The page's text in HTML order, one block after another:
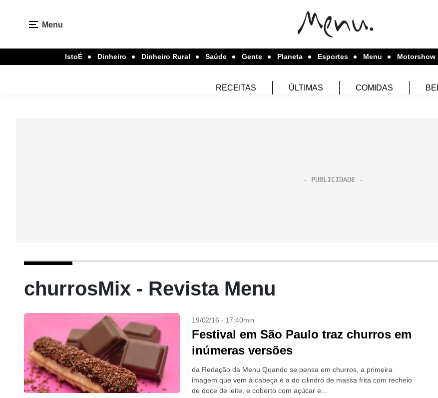
Menu
IstoÉ Dinheiro Dinheiro Rural Saúde Gente Planeta Esportes Menu Motorshow
RECEITAS ÚLTIMAS COMIDAS
churrosMix - Revista Menu
19/02/16 - 17:40min
Festival em São Paulo traz churros em
inúmeras versões
da Redação da Menu Quando se pensa em churros, a primeira
imagem que vem à cabeça é a do cilindro de massa frita com recheio
de doce de leite, e coberto com açúcar e...